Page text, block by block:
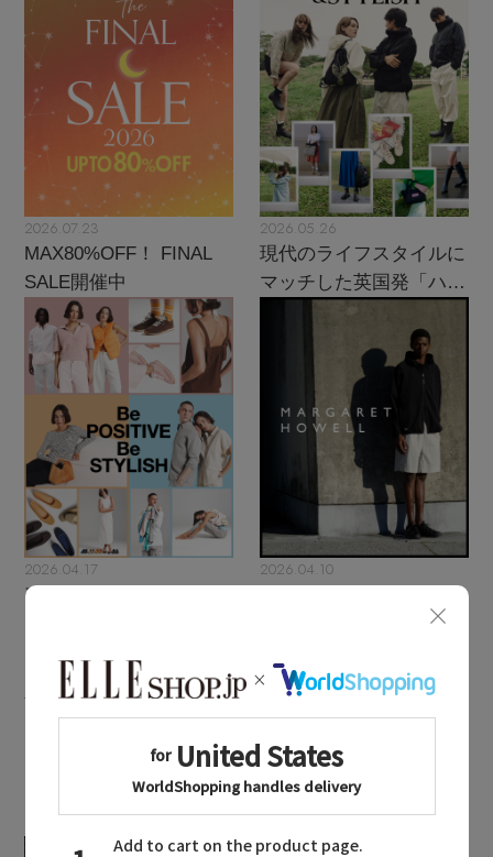
ボストンバッグ
スーツケース
ベルト
グローブ
レッグウェア
ポーチ
チャーム・ストラップ
その他(傘・ハンカチ・時計など)
コサージュ・ブローチ
アンクレット
チャーム
バッグ・小物
水着・スイムウェア
特集一覧
NEW IN BRAND
BRAND NEWS
HOT STYLE
メルマガ PICKUP
エディター厳選ギフト
2026.07.23
MAX80%OFF！ FINAL
SALE開催中
2026.05.26
現代のライフスタイルに
マッチした英国発「ハン
ター」に注目
2026.04.17
アースデイは「エコアル
2026.04.10
「マーガレット・ハウエ
ル」がELLE SHOPにカ
SPOTLIGHT PICKS